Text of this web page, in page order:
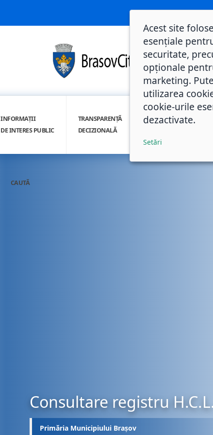
INFORMAȚII
DE INTERES PUBLIC
TRANSPARENȚĂ
DECIZIONALĂ
INTEGRITATE
CAUTĂ
Consultare registru
Primăria Municipiului Brașov
Acest site
esențiale
securitate,
opționale
marketing.
utilizarea
cookie-urile
dezactivate.
Setări